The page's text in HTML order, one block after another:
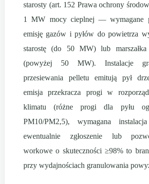
starosty (art. 152 Prawa ochrony
1 MW mocy cieplnej — wymagane
emisję gazów i pyłów do powietrza
starostę (do 50 MW) lub marszałka
(powyżej 50 MW). Instalacje
przesiewania pelletu emitują pył
emisja przekracza progi w
klimatu (różne progi dla pyłu
PM10/PM2,5), wymagana
ewentualnie zgłoszenie lub
workowe o skuteczności ≥98% to
przy wydajnościach granulowania